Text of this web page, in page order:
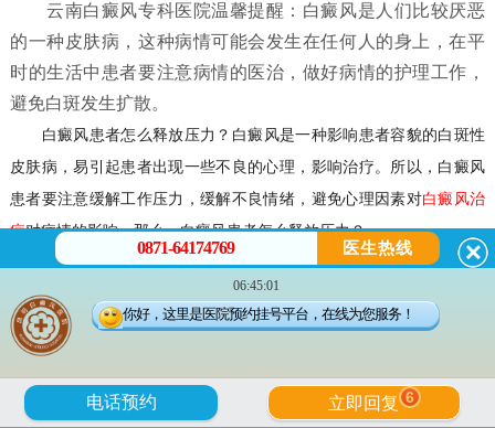
云南白癜风专科医院温馨提醒：白癜风是人们比较厌恶
的一种皮肤病，这种病情可能会发生在任何人的身上，在平
时的生活中患者要注意病情的医治，做好病情的护理工作，
避免白斑发生扩散。
白癜风患者怎么释放压力？ 白癜风是一种影响患者容貌的白斑性
皮肤病，易引起患者出现一些不良的心理，影响治疗。所以，白癜风
患者要注意缓解工作压力，缓解不良情绪，避免心理因素对白癜风治
疗对病情的影响。那么，白癜风患者怎么释放压力？
白癜风患者怎么释放压力？
一，白癜风患者应放松自己。患上白癜风后，患者应放松自己，
遇到不公平和有意见的事情要坦率地说出来，不要压在心里，患者可
通过发泄以消不快之气，例如面对沙包或人头偶像猛打几拳，或者大
0871-64174769 医生热线
06:45:01
你好，这里是医院预约挂号平台，在线为您服务！
电话预约 立即回复 6